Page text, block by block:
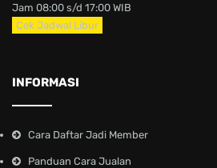
Jam 08:00 s/d 17:00 WIB
Cek Jadwal Libur
INFORMASI
Cara Daftar Jadi Member
Panduan Cara Jualan